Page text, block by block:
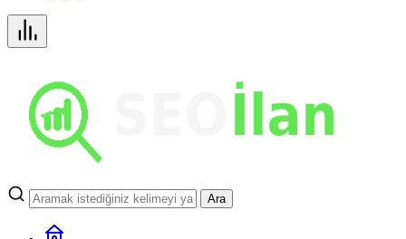
Ara